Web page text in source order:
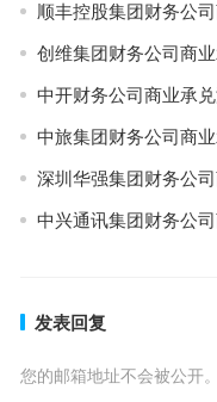
顺丰控股集团财务公
创维集团财务公司商
中开财务公司商业承
中旅集团财务公司商
深圳华强集团财务公
中兴通讯集团财务公
发表回复
您的邮箱地址不会被公开。